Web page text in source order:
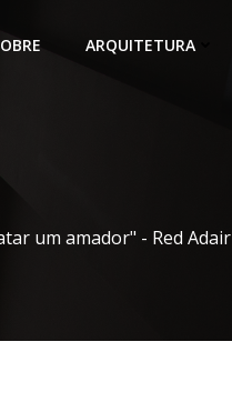
ARQUITETURA
um amador" - Red Adair